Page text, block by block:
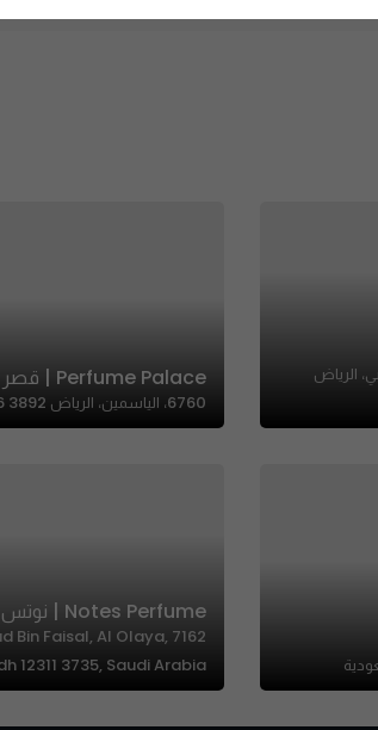
الرياض
Perfume Palace | قصر الطيب
6760، الياسمين، الرياض 13326 3892، السعودية
Notes Perfume | نوتس
Bin Faisal, Al Olaya,
12311 3735, Saudi Arabia